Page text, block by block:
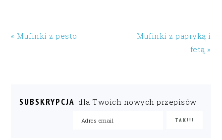
« Mufinki z pesto
Mufinki z papryką i
fetą »
SUBSKRYPCJA dla Twoich nowych przepisów